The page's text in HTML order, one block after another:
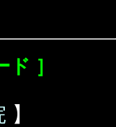
］
】